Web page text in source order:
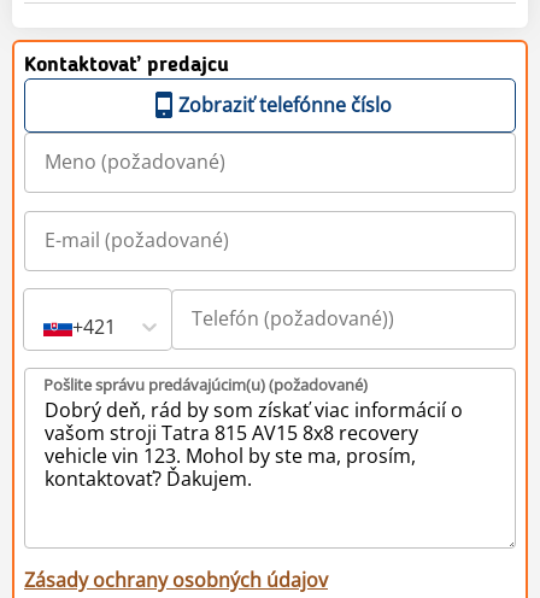
Kontaktovať predajcu
Zobraziť telefónne číslo
+421
Pošlite správu predávajúcim(u) (požadované)
Zásady ochrany osobných údajov